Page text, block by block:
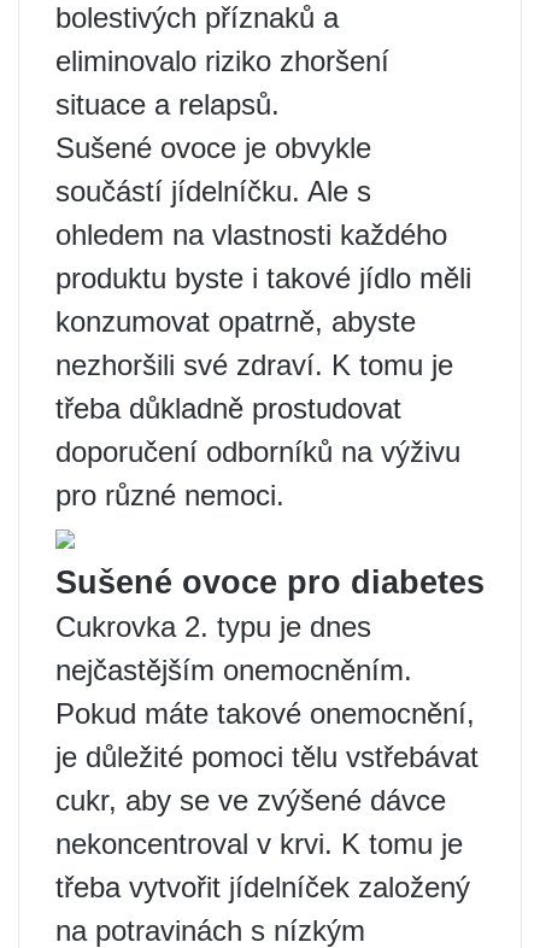
bolestivých příznaků a
eliminovalo riziko zhoršení
situace a relapsů.
Sušené ovoce je obvykle
součástí jídelníčku. Ale s
ohledem na vlastnosti každého
produktu byste i takové jídlo měli
konzumovat opatrně, abyste
nezhoršili své zdraví. K tomu je
třeba důkladně prostudovat
doporučení odborníků na výživu
pro různé nemoci.
Sušené ovoce pro diabetes
Cukrovka 2. typu je dnes
nejčastějším onemocněním.
Pokud máte takové onemocnění,
je důležité pomoci tělu vstřebávat
cukr, aby se ve zvýšené dávce
nekoncentroval v krvi. K tomu je
třeba vytvořit jídelníček založený
na potravinách s nízkým